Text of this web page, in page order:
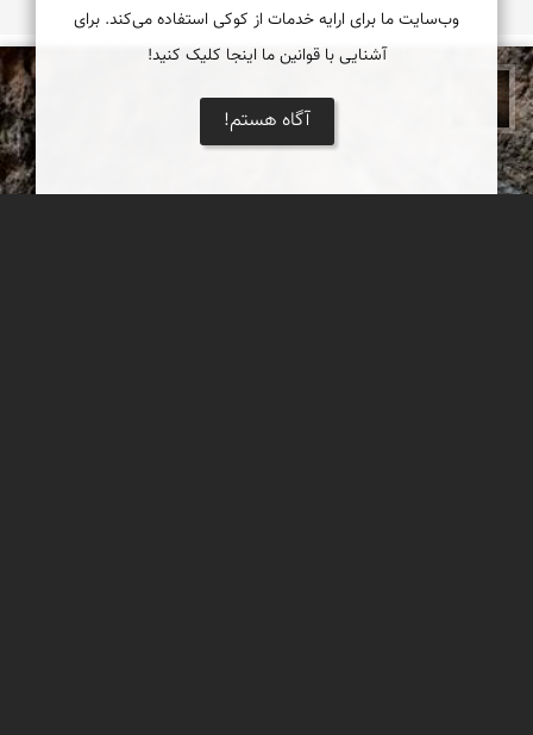
وب‌سایت ما برای ارایه خدمات از کوکی استفاده می‌کند. برای
آشنایی با قوانین ما اینجا کلیک کنید!
آگاه هستم!